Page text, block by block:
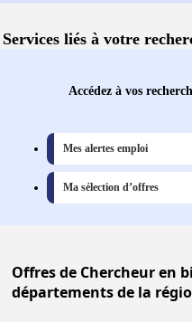
Services liés à votre
Accédez à vos
Mes alertes emploi
Ma sélection d’offres
Offresde Chercheur en
départements de la